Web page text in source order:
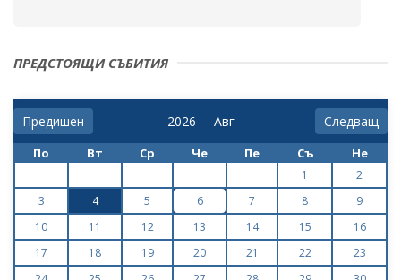
ПРЕДСТОЯЩИ СЪБИТИЯ
Предишен Следващ
По Вт Ср Че Пе Съ Не
1
2
3
4 5 6 7 8
9
10
11 12 13 14 15
16
17
18 19 20 21 22
23